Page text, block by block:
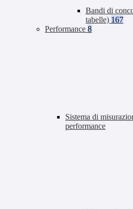
Bandi di
tabelle) 167
Performance 8
Sistema di
performance